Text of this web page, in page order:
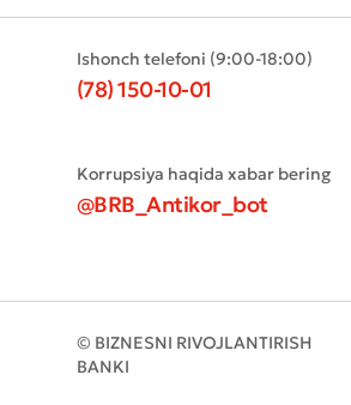
Ishonch telefoni (9:00-18:00)
(78) 150-10-01
Korrupsiya haqida xabar bering
@BRB_Antikor_bot
© BIZNESNI RIVOJLANTIRISH
BANKI